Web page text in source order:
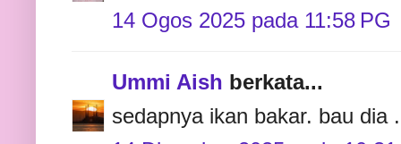
14 Ogos 2025 pada 11:58 PG
Ummi Aish berkata...
sedapnya ikan bakar. bau dia